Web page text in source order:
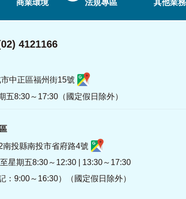
商業環境 法規專區 其他業務
4121166
中正區福州街15號
五8:30～17:30（國定假日除外）
南投縣南投市省府路4號
星期五8:30～12:30 | 13:30～17:30
：9:00～16:30）（國定假日除外）